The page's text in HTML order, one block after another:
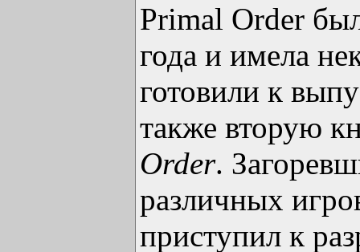
Primal Order
года и имела
готовили к
также вторую
Order.
различных
приступил к